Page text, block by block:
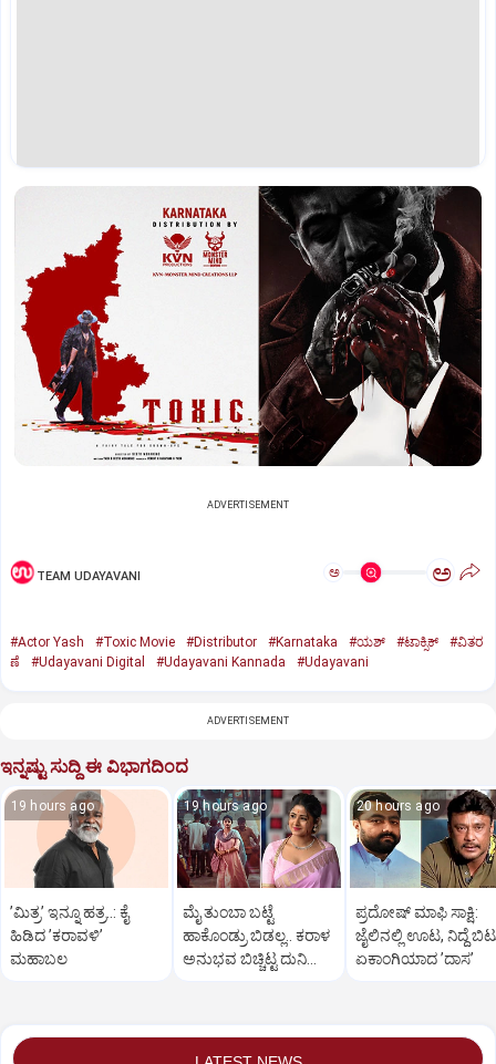
ADVERTISEMENT
TEAM UDAYAVANI ಅ ಅ
#Actor Yash #Toxic Movie #Distributor #Karnataka #ಯಶ್‌ #ಟಾಕ್ಸಿಕ್‌
#ವಿತರ
ಣೆ
#Udayavani Digital #Udayavani Kannada #Udayavani
ADVERTISEMENT
ಇನ್ನಷ್ಟು ಸುದ್ದಿ ಈ ವಿಭಾಗದಿಂದ
19 hours ago
ʼಮಿತ್ರʼ ಇನ್ನೂ ಹತ್ರ..: ಕೈ
ಹಿಡಿದ ʼಕರಾವಳಿʼ
ಮಹಾಬಲ
19 hours ago
ಮೈ ತುಂಬಾ ಬಟ್ಟೆ
ಹಾಕೊಂಡ್ರು ಬಿಡಲ್ಲ.. ಕರಾಳ
ಅನುಭವ ಬಿಚ್ಚಿಟ್ಟ ದುನಿಯಾ
20 hours ago
ಪ್ರದೋಷ್‌ ಮಾಫಿ ಸಾಕ್ಷಿ:
ಜೈಲಿನಲ್ಲಿ ಊಟ, ನಿದ್ದೆ
ಏಕಾಂಗಿಯಾದ ʼದಾಸʼ